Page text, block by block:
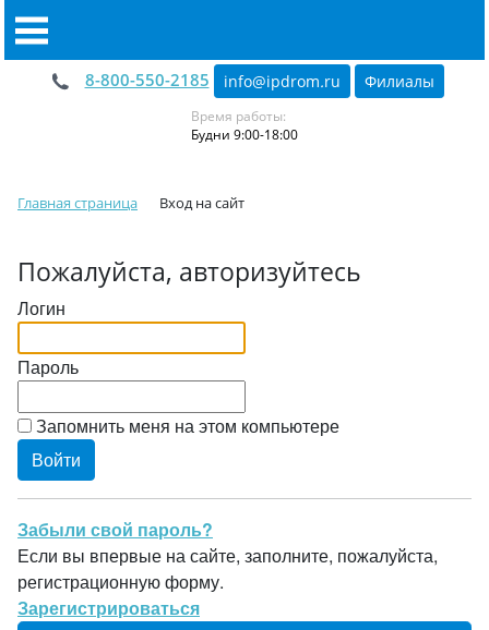
8-800-550-2185 info@ipdrom.ru Филиалы
Время работы:
Будни 9:00-18:00
Главная страница Вход на сайт
Пожалуйста, авторизуйтесь
Логин
Пароль
Запомнить меня на этом компьютере
Забыли свой пароль?
Если вы впервые на сайте, заполните, пожалуйста,
регистрационную форму.
Зарегистрироваться